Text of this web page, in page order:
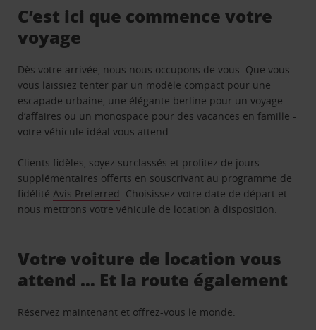
C’est ici que commence votre
voyage
Dès votre arrivée, nous nous occupons de vous. Que vous
vous laissiez tenter par un modèle compact pour une
escapade urbaine, une élégante berline pour un voyage
d’affaires ou un monospace pour des vacances en famille -
votre véhicule idéal vous attend.
Clients fidèles, soyez surclassés et profitez de jours
supplémentaires offerts en souscrivant au programme de
fidélitéAvis Preferred. Choisissez votre date de départ et
nous mettrons votre véhicule de location à disposition.
Votre voiture de location vous
attend … Et la route également
Réservez maintenant et offrez-vous le monde.